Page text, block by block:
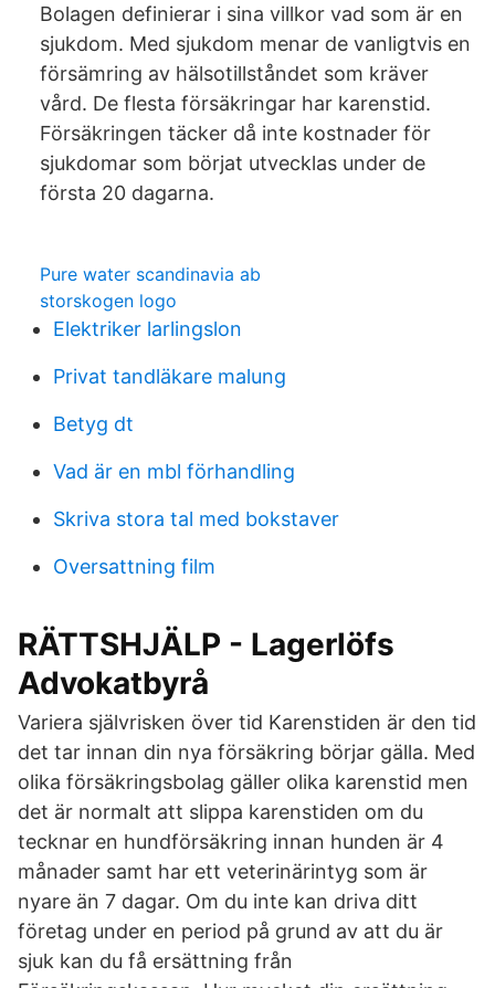
Bolagen definierar i sina villkor vad som är en
sjukdom. Med sjukdom menar de vanligtvis en
försämring av hälsotillståndet som kräver
vård. De flesta försäkringar har karenstid.
Försäkringen täcker då inte kostnader för
sjukdomar som börjat utvecklas under de
första 20 dagarna.
Pure water scandinavia ab
storskogen logo
Elektriker larlingslon
Privat tandläkare malung
Betyg dt
Vad är en mbl förhandling
Skriva stora tal med bokstaver
Oversattning film
RÄTTSHJÄLP - Lagerlöfs
Advokatbyrå
Variera självrisken över tid Karenstiden är den tid
det tar innan din nya försäkring börjar gälla. Med
olika försäkringsbolag gäller olika karenstid men
det är normalt att slippa karenstiden om du
tecknar en hundförsäkring innan hunden är 4
månader samt har ett veterinärintyg som är
nyare än 7 dagar. Om du inte kan driva ditt
företag under en period på grund av att du är
sjuk kan du få ersättning från